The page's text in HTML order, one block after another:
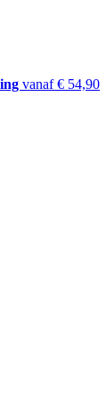
vanaf € 54,90